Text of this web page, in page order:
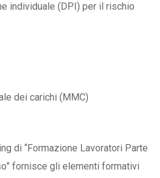
individuale (DPI) per il rischio
dei carichi (MMC)
di “Formazione Lavoratori Parte
fornisce gli elementi formativi